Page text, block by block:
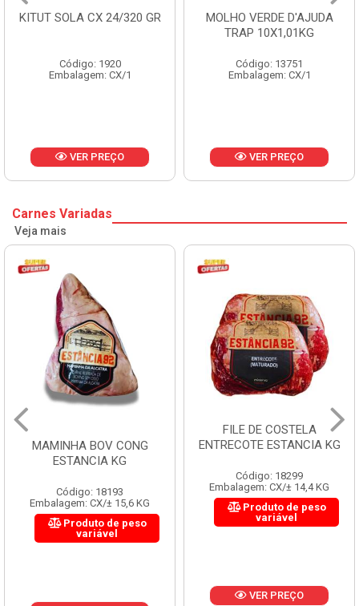
KITUT SOLA CX 24/320 GR
Código: 1920
Embalagem: CX/1
VER PREÇO
MOLHO VERDE D'AJUDA
TRAP 10X1,01KG
Código: 13751
Embalagem: CX/1
VER PREÇO
Carnes Variadas
Veja mais
MAMINHA BOV CONG
ESTANCIA KG
Código: 18193
Embalagem: CX/± 15,6 KG
Produto de peso
variável
FILE DE COSTELA
ENTRECOTE ESTANCIA KG
Código: 18299
Embalagem: CX/± 14,4 KG
Produto de peso
variável
VER PREÇO